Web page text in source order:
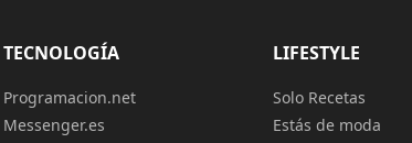
TECNOLOGÍA
Programacion.net
Messenger.es
LIFESTYLE
Solo Recetas
Estás de moda